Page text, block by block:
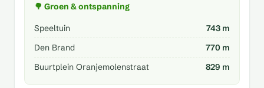
🌳 Groen & ontspanning
Speeltuin
743 m
Den Brand
770 m
Buurtplein Oranjemolenstraat
829 m